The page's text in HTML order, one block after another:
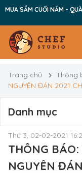
MUA SẮM CUỐI NĂM -
Trang chủ Thông
NGUYÊN ĐÁN 2021
Danh mục
Thứ 3, 02-02-2021
THÔNG
NGUYÊN